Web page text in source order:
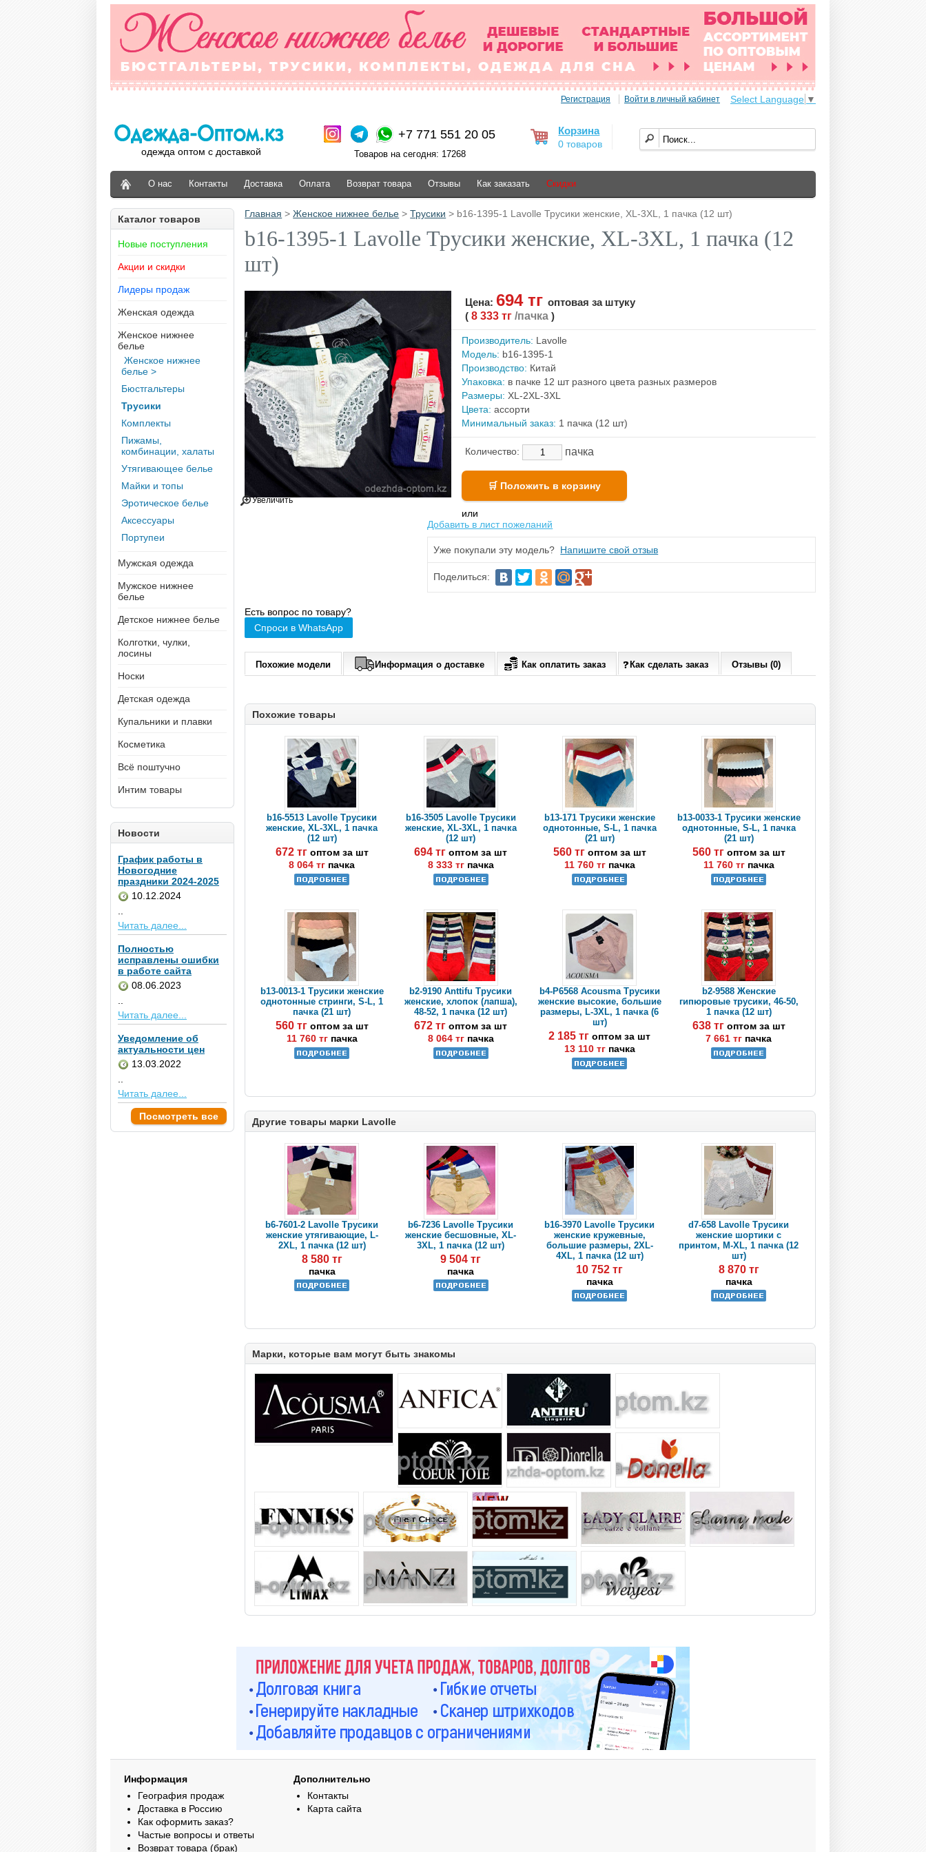
Регистрация Войти в личный кабинет Select Language ▼
одежда оптом с доставкой
+7 771 551 20 05
Товаров на сегодня: 17268
Корзина
0 товаров
О нас Контакты Доставка Оплата Возврат товара Отзывы Как заказать Скидки
Каталог товаров
Новые поступления
Акции и скидки
Лидеры продаж
Женская одежда
Женское нижнее
белье
Женское нижнее
белье >
Бюстгальтеры
Трусики
Комплекты
Пижамы,
комбинации, халаты
Утягивающее белье
Майки и топы
Эротическое белье
Аксессуары
Портупеи
Мужская одежда
Мужское нижнее
белье
Детское нижнее белье
Колготки, чулки,
лосины
Носки
Детская одежда
Купальники и плавки
Косметика
Всё поштучно
Интим товары
Главная >Женское нижнее белье >Трусики > b16-1395-1 Lavolle Трусики женские, XL-3XL, 1 пачка (12 шт)
b16-1395-1 Lavolle Трусики женские, XL-3XL, 1 пачка (12
шт)
Увеличить
Цена:694 тгоптовая за штуку
(8 333 тг/пачка)
Производитель: Lavolle
Модель: b16-1395-1
Производство: Китай
Упаковка: в пачке 12 шт разного цвета разных размеров
Размеры: XL-2XL-3XL
Цвета: ассорти
Минимальный заказ: 1 пачка (12 шт)
Количество: пачка
или
Добавить в лист пожеланий
Уже покупали эту модель? Напишите свой отзыв
Поделиться:
Есть вопрос по товару?
Спроси в WhatsApp
Похожие модели Информация о доставке Как оплатить заказ Как сделать заказ Отзывы (0)
Похожие товары
b16-5513 Lavolle Трусики
женские, XL-3XL, 1 пачка
(12 шт)
672 тг оптом за шт
8 064 тг пачка
b16-3505 Lavolle Трусики
женские, XL-3XL, 1 пачка
(12 шт)
694 тгоптом за шт
8 333 тг пачка
b13-171 Трусики женские
однотонные, S-L, 1 пачка
(21 шт)
560 тг оптом за шт
11 760 тг пачка
b13-0033-1 Трусики женские
однотонные, S-L, 1 пачка
(21 шт)
560 тг оптом за шт
11 760 тг пачка
b13-0013-1 Трусики женские
однотонные стринги, S-L, 1
пачка (21 шт)
560 тг оптом за шт
11 760 тг пачка
b2-9190 Anttifu Трусики
женские, хлопок (лапша),
48-52, 1 пачка (12 шт)
672 тгоптом за шт
8 064 тг пачка
b4-P6568 Acousma Трусики
женские высокие, большие
размеры, L-3XL, 1 пачка (6
шт)
2 185 тгоптом за шт
13 110 тг пачка
b2-9588 Женские
гипюровые трусики, 46-50,
1 пачка (12 шт)
638 тг оптом за шт
7 661 тг пачка
Другие товары марки Lavolle
b6-7601-2 Lavolle Трусики
женские утягивающие, L-
2XL, 1 пачка (12 шт)
8 580 тг
пачка
b6-7236 Lavolle Трусики
женские бесшовные, XL-
3XL, 1 пачка (12 шт)
9 504 тг
пачка
b16-3970 Lavolle Трусики
женские кружевные,
большие размеры, 2XL-
4XL, 1 пачка (12 шт)
10 752 тг
пачка
d7-658 Lavolle Трусики
женские шортики с
принтом, M-XL, 1 пачка (12
шт)
8 870 тг
пачка
Марки, которые вам могут быть знакомы
Новости
График работы в
Новогодние
праздники 2024-2025
10.12.2024
..
Читать далее...
Полностью
исправлены ошибки
в работе сайта
08.06.2023
..
Читать далее...
Уведомление об
актуальности цен
13.03.2022
..
Читать далее...
Посмотреть все
Информация
География продаж
Доставка в Россию
Как оформить заказ?
Частые вопросы и ответы
Возврат товара (брак)
Дополнительно
Контакты
Карта сайта